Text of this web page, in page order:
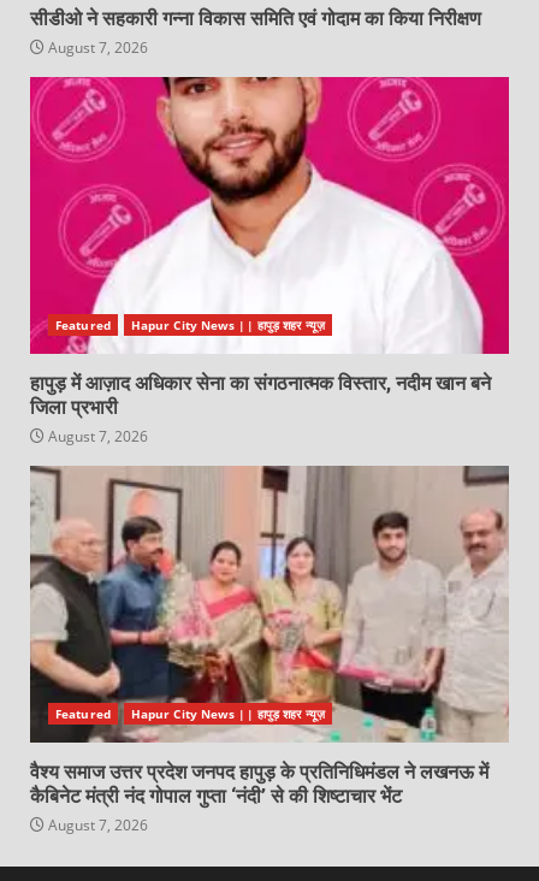
सीडीओ ने सहकारी गन्ना विकास समिति एवं गोदाम का किया निरीक्षण
August 7, 2026
Featured Hapur City News || हापुड़ शहर न्यूज़
हापुड़ में आज़ाद अधिकार सेना का संगठनात्मक विस्तार, नदीम खान बने
जिला प्रभारी
August 7, 2026
Featured Hapur City News || हापुड़ शहर न्यूज़
वैश्य समाज उत्तर प्रदेश जनपद हापुड़ के प्रतिनिधिमंडल ने लखनऊ में
कैबिनेट मंत्री नंद गोपाल गुप्ता ‘नंदी’ से की शिष्टाचार भेंट
August 7, 2026